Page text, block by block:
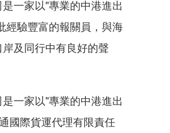
一家以"專業的中港進出
經驗豐富的報關員，與海
及同行中有良好的聲
一家以"專業的中港進出
國際貨運代理有限責任